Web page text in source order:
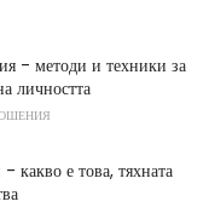
- методи и техники за
личността
какво е това, тяхната